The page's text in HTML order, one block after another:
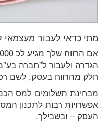
מתי כדאי לעבור
הגדרה ולעבור ל”חברה
חלק מהרווח בעסק, לשם
מבחינת תשלומים למס
אפשרויות רבות לתכנון
העסק – ובשבילך.